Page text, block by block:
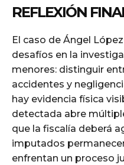
REFLEXIÓN
El caso de Ángel
desafíos en la
menores: distinguir
accidentes y
hay evidencia física
detectada abre
que la fiscalía deberá
imputados
enfrentan un proceso